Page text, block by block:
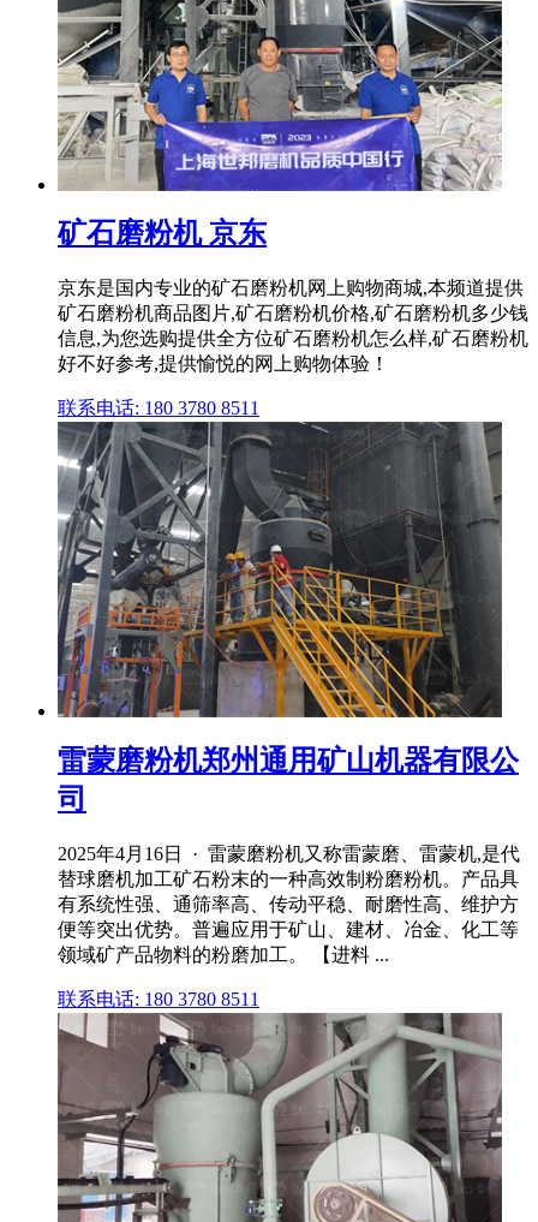
矿石磨粉机 京东
京东是国内专业的矿石磨粉机网上购物商城,本频道提供
矿石磨粉机商品图片,矿石磨粉机价格,矿石磨粉机多少钱
信息,为您选购提供全方位矿石磨粉机怎么样,矿石磨粉机
好不好参考,提供愉悦的网上购物体验！
联系电话: 180 3780 8511
雷蒙磨粉机郑州通用矿山机器有限公
司
2025年4月16日 · 雷蒙磨粉机又称雷蒙磨、雷蒙机,是代
替球磨机加工矿石粉末的一种高效制粉磨粉机。产品具
有系统性强、通筛率高、传动平稳、耐磨性高、维护方
便等突出优势。普遍应用于矿山、建材、冶金、化工等
领域矿产品物料的粉磨加工。 【进料 ...
联系电话: 180 3780 8511